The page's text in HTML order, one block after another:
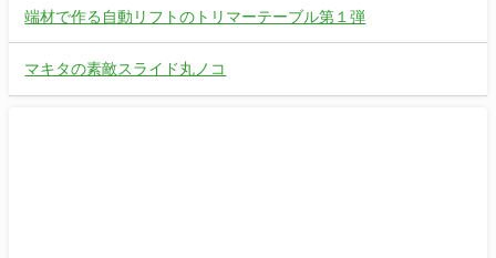
端材で作る自動リフトのトリマーテーブル第１弾
マキタの素敵スライド丸ノコ